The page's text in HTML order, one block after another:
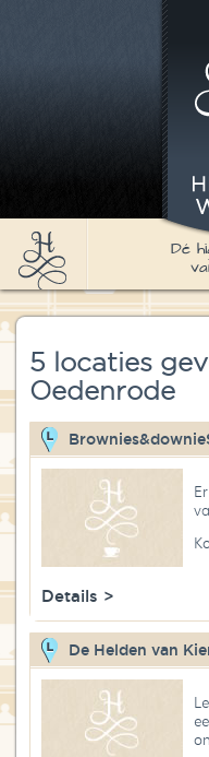
High Tea
Recepten
Nieuws &
Over High Tea Wereld
Contact
Dé
5 locaties
Oedenrode
Details >
De Helden van